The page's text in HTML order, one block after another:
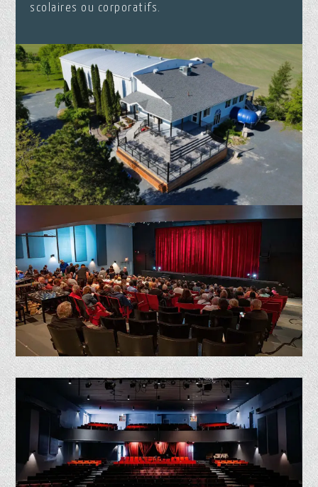
scolaires ou corporatifs.